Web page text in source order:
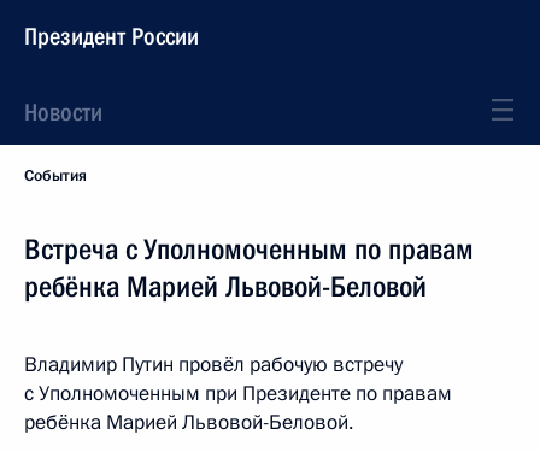
Президент России
Новости
События
Встреча с Уполномоченным по правам
ребёнка Марией Львовой-Беловой
Владимир Путин провёл рабочую встречу
с Уполномоченным при Президенте по правам
ребёнка Марией Львовой-Беловой.